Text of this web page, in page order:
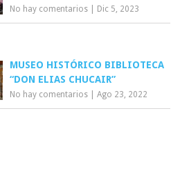
No hay comentarios Dic 5, 2023
MUSEO HISTÓRICO BIBLIOTECA
“DON ELIAS CHUCAIR”
No hay comentarios |Ago 23, 2022